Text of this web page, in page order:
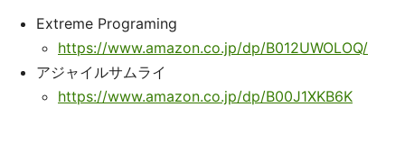
Extreme Programing
https://www.amazon.co.jp/dp/B012UWOLOQ/
アジャイルサムライ
https://www.amazon.co.jp/dp/B00J1XKB6K